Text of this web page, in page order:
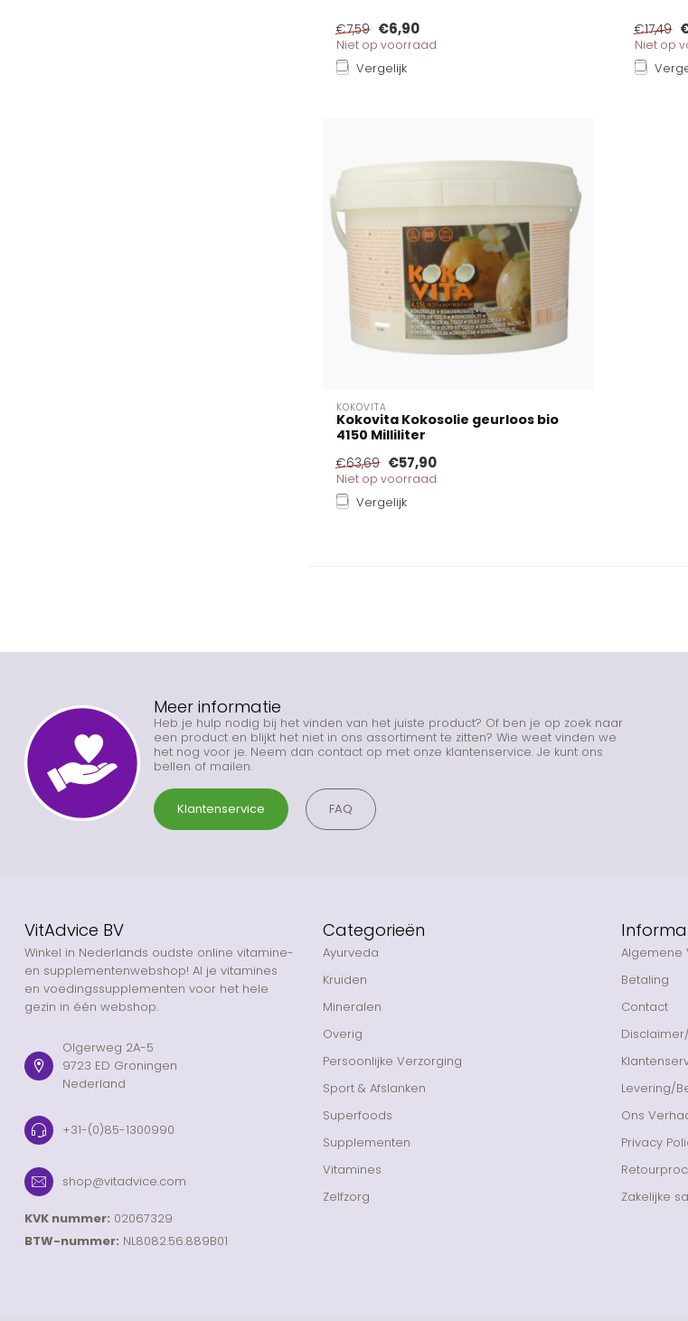
€7,59 €6,90
Niet op voorraad
Vergelijk
€17,49
Niet op
KOKOVITA
Kokovita Kokosolie geurloos bio
4150 Milliliter
€63,69 €57,90
Niet op voorraad
Vergelijk
Meer informatie
Heb je hulp nodig bij het vinden van het juiste product? Of ben je op zoek naar
een product en blijkt het niet in ons assortiment te zitten? Wie weet vinden we
het nog voor je. Neem dan contact op met onze klantenservice. Je kunt ons
bellen of mailen.
Klantenservice FAQ
VitAdvice BV
Winkel in Nederlands oudste online vitamine-
en supplementenwebshop! Al je vitamines
en voedingssupplementen voor het hele
gezin in één webshop.
Olgerweg 2A-5
9723 ED Groningen
Nederland
+31-(0)85-1300990
shop@vitadvice.com
KVK nummer: 02067329
BTW-nummer: NL8082.56.889B01
Categorieën
Ayurveda
Kruiden
Mineralen
Overig
Persoonlijke Verzorging
Sport & Afslanken
Superfoods
Supplementen
Vitamines
Zelfzorg
Algemene
Betaling
Contact
Levering/
Ons
Privacy
Zakelijke